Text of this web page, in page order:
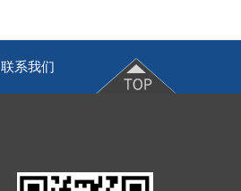
联系我们